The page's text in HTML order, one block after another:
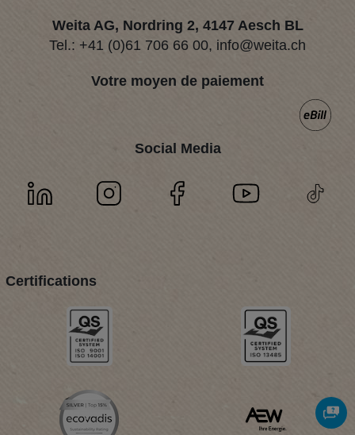
Weita AG, Nordring 2, 4147 Aesch BL
Tel.: +41 (0)61 706 66 00, info@weita.ch
Votre moyen de paiement
Social Media
Certifications